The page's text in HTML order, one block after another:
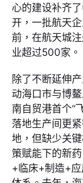
心的建设补齐
开，一批航天
前，在航天城
业超过500家。
除了不断延伸
动海口市与博
南自贸港首个“
落地生产间更
地，但缺少关
策赋能下的新
+临床+制造+应